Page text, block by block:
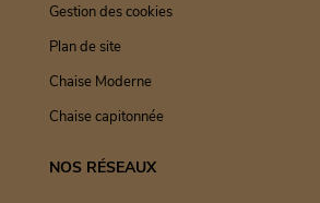
Gestion des cookies
Plan de site
Chaise Moderne
Chaise capitonnée
NOS RÉSEAUX